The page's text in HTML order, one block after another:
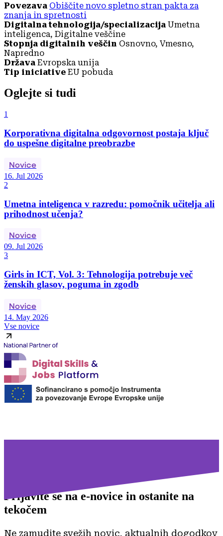
Povezava Obiščite novo spletno stran pakta za
znanja in spretnosti
Digitalna tehnologija/specializacija Umetna
inteligenca, Digitalne veščine
Stopnja digitalnih veščin Osnovno, Vmesno,
Napredno
Država Evropska unija
Tip iniciative EU pobuda
Oglejte si tudi
1
Korporativna digitalna odgovornost postaja ključ
do uspešne digitalne preobrazbe
Novice
16. Jul 2026
2
Umetna inteligenca v razredu: pomočnik učitelja ali
prihodnost učenja?
Novice
09. Jul 2026
3
Girls in ICT, Vol. 3: Tehnologija potrebuje več
ženskih glasov, poguma in zgodb
Novice
14. May 2026
Vse novice
Prijavite se na e-novice in ostanite na
tekočem
Ne zamudite svežih novic, aktualnih dogodkov